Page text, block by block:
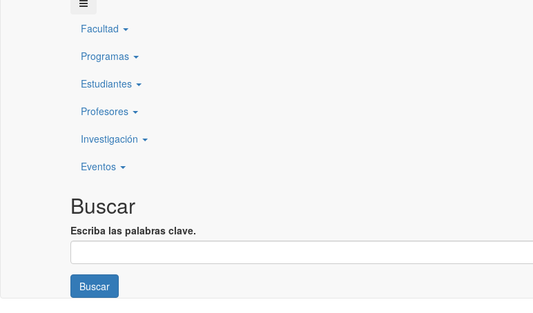
Facultad
Programas
Estudiantes
Profesores
Investigación
Eventos
Buscar
Escriba las palabras clave.
Buscar